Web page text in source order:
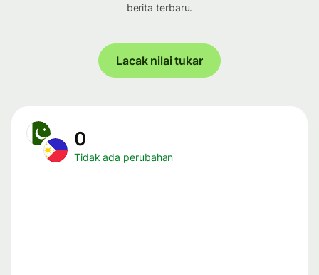
berita terbaru.
Lacak nilai tukar
0
Tidak ada perubahan